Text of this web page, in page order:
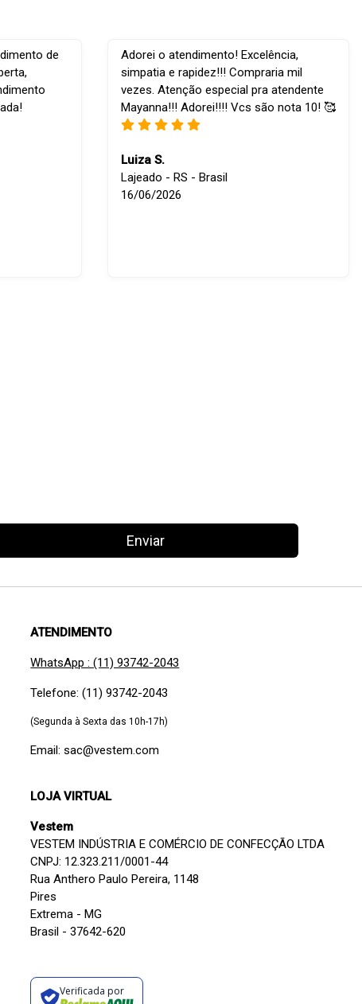
de
Adorei o atendimento! Excelência,
simpatia e rapidez!!! Compraria mil
vezes. Atenção especial pra atendente
Mayanna!!! Adorei!!!! Vcs são nota 10! 🥰
Luiza S.
Lajeado - RS - Brasil
16/06/2026
Enviar
ATENDIMENTO
WhatsApp : (11) 93742-2043
Telefone: (11) 93742-2043
(Segunda à Sexta das 10h-17h)
Email: sac@vestem.com
LOJA VIRTUAL
Vestem
VESTEM INDÚSTRIA E COMÉRCIO DE CONFECÇÃO LTDA
CNPJ: 12.323.211/0001-44
Rua Anthero Paulo Pereira, 1148
Pires
Extrema - MG
Brasil - 37642-620
Verificada por